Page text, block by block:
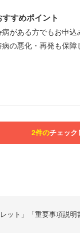
すすめポイント
病がある方でもお申込
病の悪化・再発も保障
2件のチェック
ット」「重要事項説